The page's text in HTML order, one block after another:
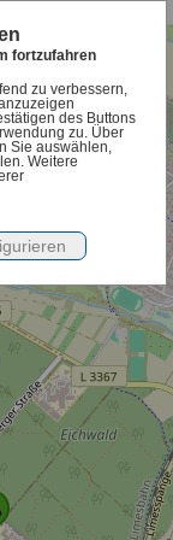
fortzufahren
zu verbessern,
des Buttons
zu. Über
Sie auswählen,
Weitere